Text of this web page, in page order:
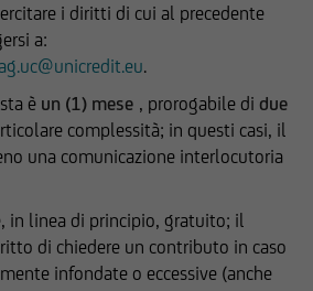
i diritti di cui al precedente
a:
.
è un (1) mese , prorogabile di due
complessità; in questi casi, il
una comunicazione interlocutoria
in linea di principio, gratuito; il
di chiedere un contributo in caso
infondate o eccessive (anche
1933, e successive modifiche.
& Investment Banking è
Bank GmbH, Monaco,
Austria AG, Vienna, UniCredit
altre società di UniCredit.
GmbH, Monaco, UniCredit Bank
UniCredit S.p.A. Roma sono
della Banca Centrale
UniCredit Bank GmbH è
della German Financial